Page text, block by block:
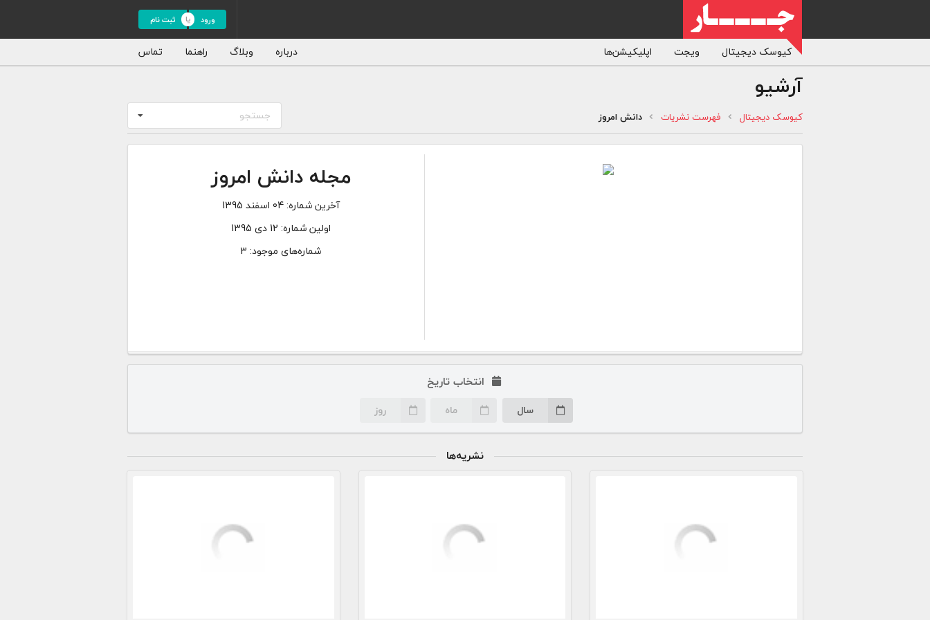
ورود ثبت نام
کیوسک دیجیتال ویجت اپلیکیشن‌ها درباره وبلاگ راهنما تماس
آرشیو
کیوسک دیجیتال فهرست نشریات دانش امروز جستجو
مجله دانش امروز
آخرین شماره:04 اسفند 1395
اولین شماره: 12 دی 1395
شماره‌های موجود: 3
انتخاب تاریخ
سال ماه روز
نشریه‌ها